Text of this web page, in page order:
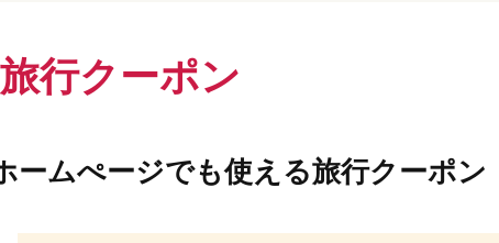
行クーポン
ームぺージでも使える旅行クーポン